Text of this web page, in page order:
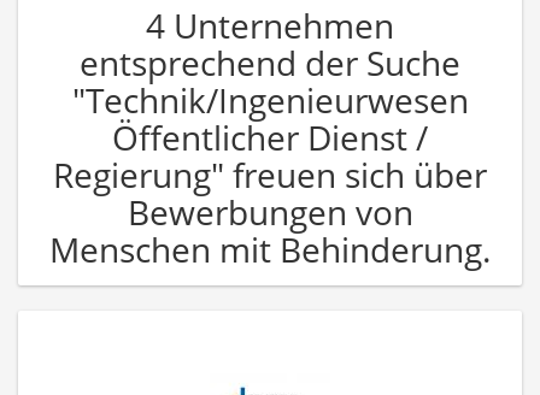
4 Unternehmen
entsprechend der Suche
"Technik/Ingenieurwesen
Öffentlicher Dienst /
Regierung" freuen sich über
Bewerbungen von
Menschen mit Behinderung.